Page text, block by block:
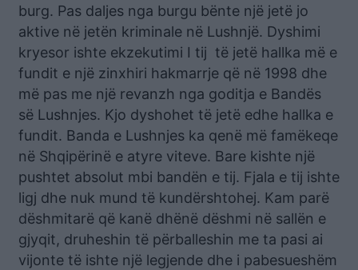
burg. Pas daljes nga burgu bënte një jetë jo
aktive në jetën kriminale në Lushnjë. Dyshimi
kryesor ishte ekzekutimi I tij të jetë hallka më e
fundit e një zinxhiri hakmarrje që në 1998 dhe
më pas me një revanzh nga goditja e Bandës
së Lushnjes. Kjo dyshohet të jetë edhe hallka e
fundit. Banda e Lushnjes ka qenë më famëkeqe
në Shqipërinë e atyre viteve. Bare kishte një
pushtet absolut mbi bandën e tij. Fjala e tij ishte
ligj dhe nuk mund të kundërshtohej. Kam parë
dëshmitarë që kanë dhënë dëshmi në sallën e
gjyqit, druheshin të përballeshin me ta pasi ai
vijonte të ishte një legjende dhe i pabesueshëm